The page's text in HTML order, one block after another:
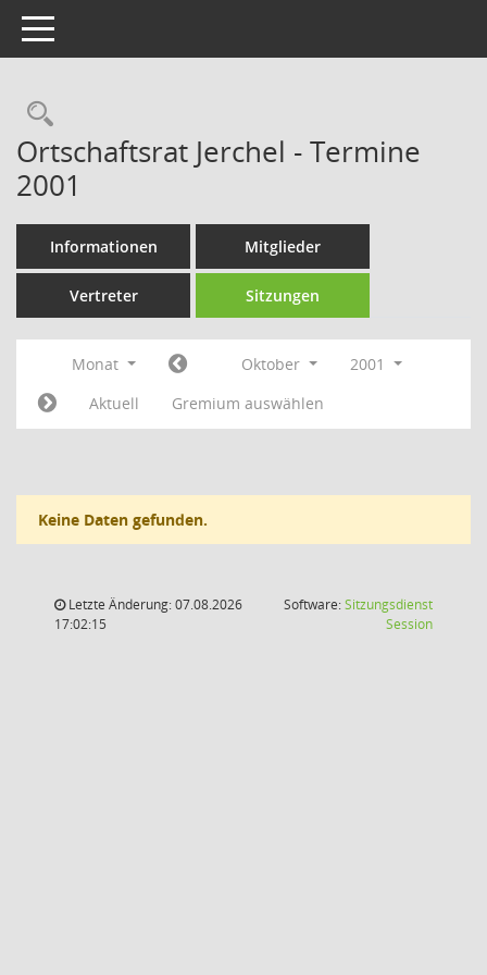
Toggle navigation
Rechercheauswahl
Ortschaftsrat Jerchel - Termine
2001
Informationen Mitglieder
Vertreter Sitzungen
Monat Oktober
2001
Aktuell
Gremium auswählen
Keine Daten gefunden.
Letzte Änderung: 07.08.2026
17:02:15
Software:Sitzungsdienst
Session(Wird in